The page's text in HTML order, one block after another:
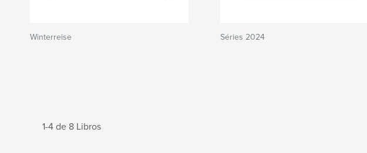
Winterreise Séries 2024
1-4 de 8 Libros